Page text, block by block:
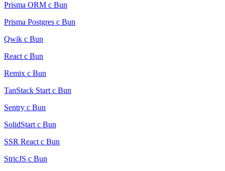
Prisma ORM с Bun
Prisma Postgres с Bun
Qwik с Bun
React с Bun
Remix с Bun
TanStack Start с Bun
Sentry с Bun
SolidStart с Bun
SSR React с Bun
StricJS с Bun